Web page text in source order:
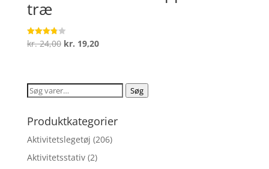
træ
Vurderet
3.8
kr.24,00 Den
var:
kr. 24,00.
kr. 19,20Den
er:
kr. 19,20.
Søg
Søg
Produktkategorier
Aktivitetslegetøj (206)
Aktivitetsstativ (2)